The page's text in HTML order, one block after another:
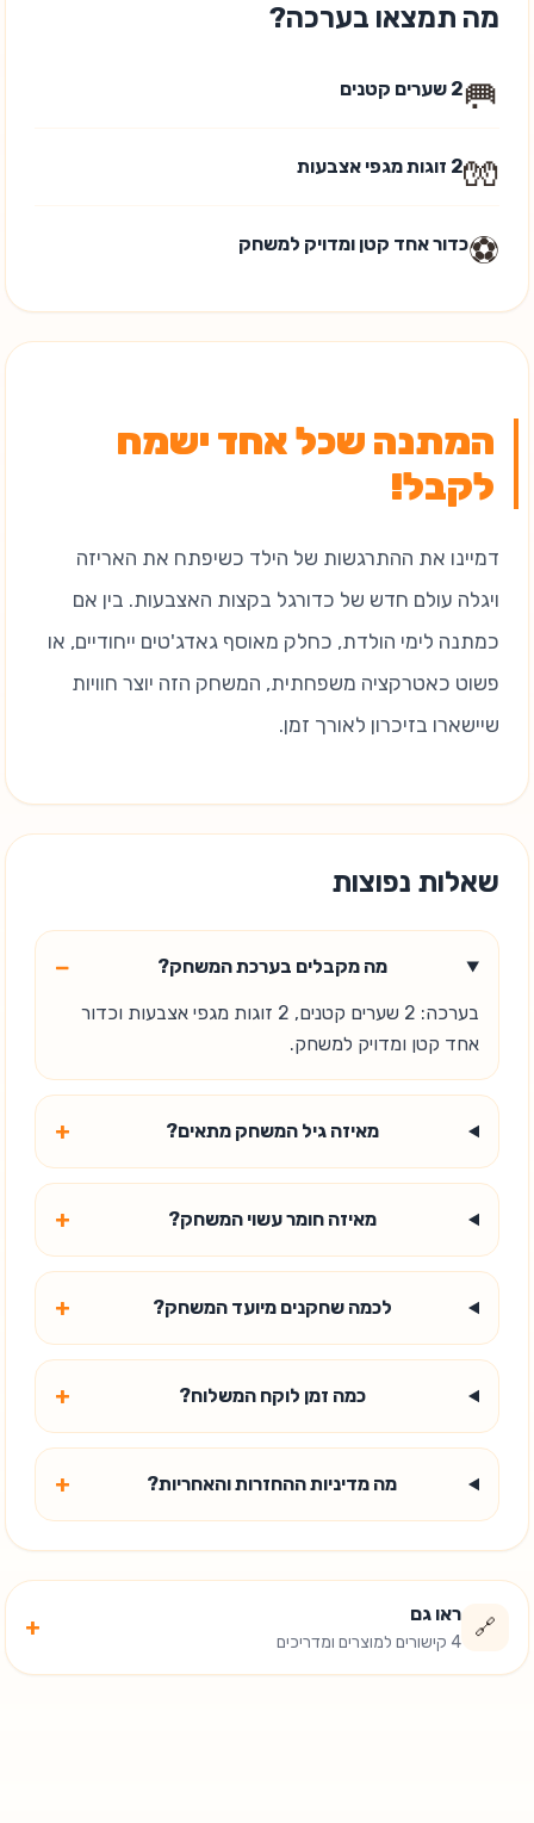
מה תמצאו בערכה?
🥅2 שערים קטנים
🧤2 זוגות מגפי אצבעות
⚽כדור אחד קטן ומדויק למשחק
המתנה שכל אחד ישמח
לקבל!
דמיינו את ההתרגשות של הילד כשיפתח את האריזה
ויגלה עולם חדש של כדורגל בקצות האצבעות. בין אם
כמתנה לימי הולדת, כחלק מאוסף גאדג'טים ייחודיים, או
פשוט כאטרקציה משפחתית, המשחק הזה יוצר חוויות
שיישארו בזיכרון לאורך זמן.
שאלות נפוצות
מה מקבלים בערכת המשחק? −
בערכה: 2 שערים קטנים, 2 זוגות מגפי אצבעות וכדור
אחד קטן ומדויק למשחק.
מאיזה גיל המשחק מתאים? +
מאיזה חומר עשוי המשחק? +
לכמה שחקנים מיועד המשחק? +
כמה זמן לוקח המשלוח? +
מה מדיניות ההחזרות והאחריות? +
🔗
ראו גם
4 קישורים למוצרים ומדריכים
+